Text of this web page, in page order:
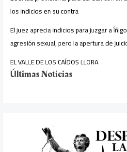
los indicios en su contra
El juez aprecia indicios para juzgar a
agresión sexual, pero la apertura de
EL VALLE DE LOS CAÍDOS LLORA
Últimas Noticias